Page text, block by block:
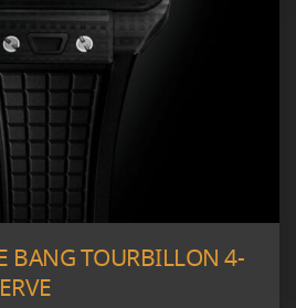
BANG TOURBILLON 4-